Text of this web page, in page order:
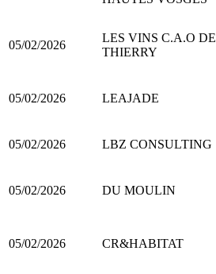
05/02/2026
LES VINS C.A.O DE
THIERRY
05/02/2026 LEAJADE
05/02/2026 LBZ CONSULTING
05/02/2026 DU MOULIN
05/02/2026 CR&HABITAT